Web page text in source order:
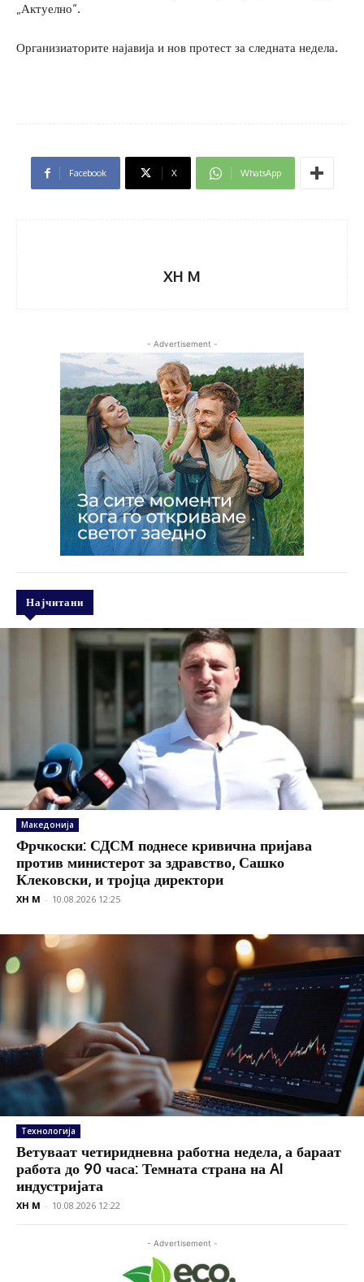
„Актуелно“.
Организиаторите најавија и нов протест за следната недела.
Facebook X WhatsApp
XH M
- Advertisement -
Најчитани
Македонија
Фрчкоски: СДСМ поднесе кривична пријава
против министерот за здравство, Сашко
Клековски, и тројца директори
XH M - 10.08.2026 12:25
Технологија
Ветуваат четиридневна работна недела, а бараат
работа до 90 часа: Темната страна на AI
индустријата
XH M - 10.08.2026 12:22
- Advertisement -